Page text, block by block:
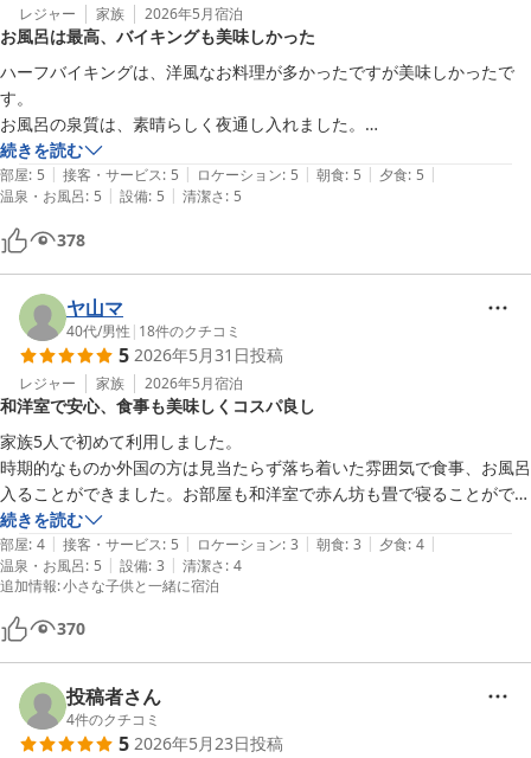
レジャー 家族 2026年5月宿泊
お風呂は最高、バイキングも美味しかった
ハーフバイキングは、洋風なお料理が多かったですが美味しかったで
す。
お風呂の泉質は、素晴らしく夜通し入れました。
ただ残念なのが、フィットネスで日帰り入浴の方がシャワーの所にカゴ
を置いて場所とりだらけで、宿泊客が遠慮しなくてはでした。
ドリンクも時間は、決まってますが、フリーで頂けて良かったです。
続きを読む
部屋: 5 | 接客・サービス: 5 | ロケーション: 5 | 朝食: 5 | 夕食: 5 |
温泉・お風呂: 5 | 設備: 5 | 清潔さ: 5
378
ヤ山マ
40代/男性 | 18件のクチコミ
5 2026年5月31日投稿
レジャー 家族 2026年5月宿泊
和洋室で安心、食事も美味しくコスパ良し
家族5人で初めて利用しました。
時期的なものか外国の方は見当たらず落ち着いた雰囲気で食事、お風呂
入ることができました。お部屋も和洋室で赤ん坊も畳で寝ることができ
て安心でした。
夕食は、ハーフバイキング？のような形式。お刺身等は人数分テーブル
に用意されており新鮮でした！バイキングは、種類はさほど多くありま
せんが、食べることができた料理全て美味しかったです！
朝食もどれも美味しかったですか、焼きサバ、ししゃもコーナーに大根
おろしがあると個人的には嬉しかったです。
続きを読む
部屋: 4 | 接客・サービス: 5 | ロケーション: 3 | 朝食: 3 | 夕食: 4 |
温泉・お風呂: 5 | 設備: 3 | 清潔さ: 4
追加情報:小さな子供と一緒に宿泊
370
投稿者さん
4件のクチコミ
5 2026年5月23日投稿